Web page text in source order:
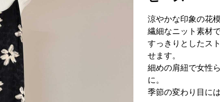
涼やかな印象の花
繊細なニット素材
すっきりとしたス
せます。
細めの肩紐で女性
に。
季節の変わり目に